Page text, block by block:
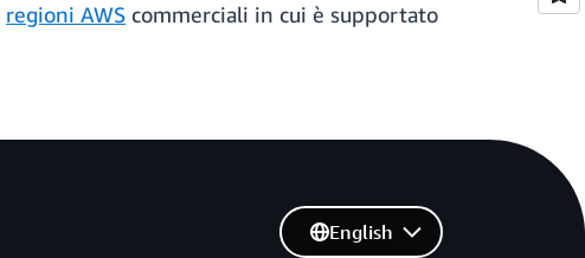
regioni AWS commerciali in cui è supportato
English